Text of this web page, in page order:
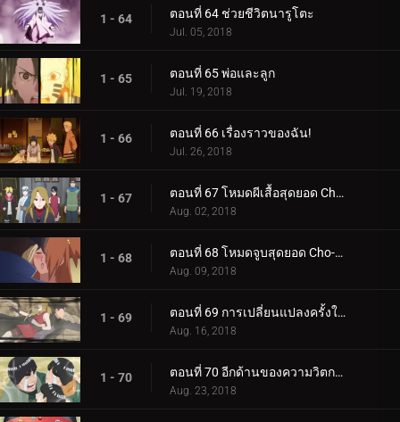
1 - 64 ตอนที่ 64 ช่วยชีวิตนารูโตะ
Jul. 05, 2018
1 - 65 ตอนที่ 65 พ่อและลูก
Jul. 19, 2018
1 - 66 ตอนที่ 66 เรื่องราวของฉัน!
Jul. 26, 2018
1 - 67 ตอนที่ 67 โหมดผีเสื้อสุดยอด Cho-Cho!
Aug. 02, 2018
1 - 68 ตอนที่ 68 โหมดจูบสุดยอด Cho-Cho!
Aug. 09, 2018
1 - 69 ตอนที่ 69 การเปลี่ยนแปลงครั้งใหญ่ของความรัก Cho-Cho!
Aug. 16, 2018
1 - 70 ตอนที่ 70 อีกด้านของความวิตกกังวล
Aug. 23, 2018